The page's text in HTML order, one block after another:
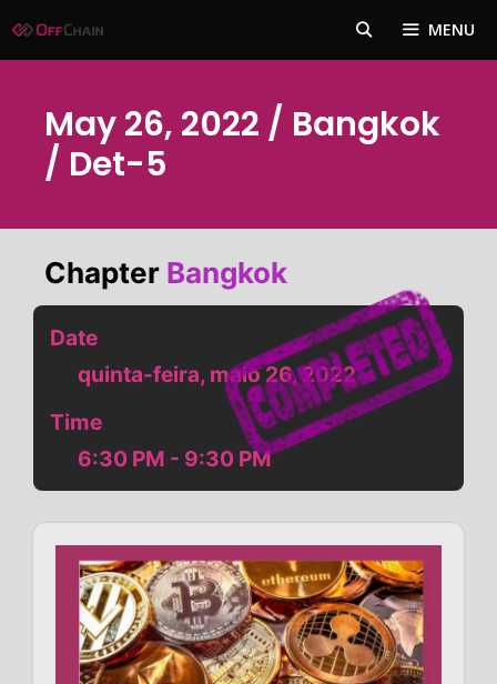
para
MENU
May 26, 2022 / Bangkok
/ Det-5
Chapter Bangkok
Date
quinta-feira, maio 26, 2022
Time
6:30 PM - 9:30 PM